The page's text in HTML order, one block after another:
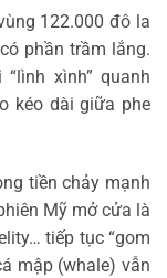
122.000 đô la
phần trầm lắng.
xình” quanh
kéo dài giữa phe
tiền chảy mạnh
Mỹ mở cửa là
tiếp tục “gom
mập (whale) vẫn